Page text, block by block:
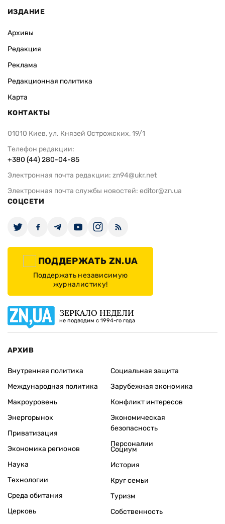
ИЗДАНИЕ
Архивы
Редакция
Реклама
Редакционная политика
Карта
КОНТАКТЫ
01010 Киев, ул. Князей Острожских, 19/1
Телефон редакции:
+380 (44) 280-04-85
Электронная почта редакции: zn94@ukr.net
Электронная почта службы новостей: editor@zn.ua
СОЦСЕТИ
ПОДДЕРЖАТЬ ZN.UA
Поддержать независимую
журналистику!
ЗЕРКАЛО НЕДЕЛИ
не подводим с 1994-го года
АРХИВ
Внутренняя политика
Международная политика
Макроуровень
Энергорынок
Приватизация
Экономика регионов
Социальная защита
Зарубежная экономика
Конфликт интересов
Экономическая
безопасность
Персоналии
Наука
Технологии
Среда обитания
Церковь
Социум
История
Круг семьи
Туризм
Собственность